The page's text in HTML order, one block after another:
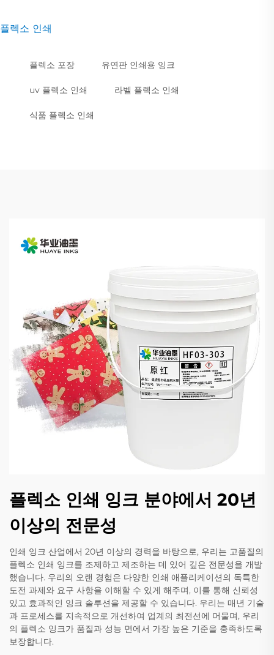
플렉소 인쇄
플렉소 포장 유연판 인쇄용 잉크
uv 플렉소 인쇄 라벨 플렉소 인쇄
식품 플렉소 인쇄
플렉소 인쇄 잉크 분야에서 20년
이상의 전문성
인쇄 잉크 산업에서 20년 이상의 경력을 바탕으로, 우리는 고품질의
플렉소 인쇄 잉크를 조제하고 제조하는 데 있어 깊은 전문성을 개발
했습니다. 우리의 오랜 경험은 다양한 인쇄 애플리케이션의 독특한
도전 과제와 요구 사항을 이해할 수 있게 해주며, 이를 통해 신뢰성
있고 효과적인 잉크 솔루션을 제공할 수 있습니다. 우리는 매년 기술
과 프로세스를 지속적으로 개선하여 업계의 최전선에 머물며, 우리
의 플렉소 잉크가 품질과 성능 면에서 가장 높은 기준을 충족하도록
보장합니다.